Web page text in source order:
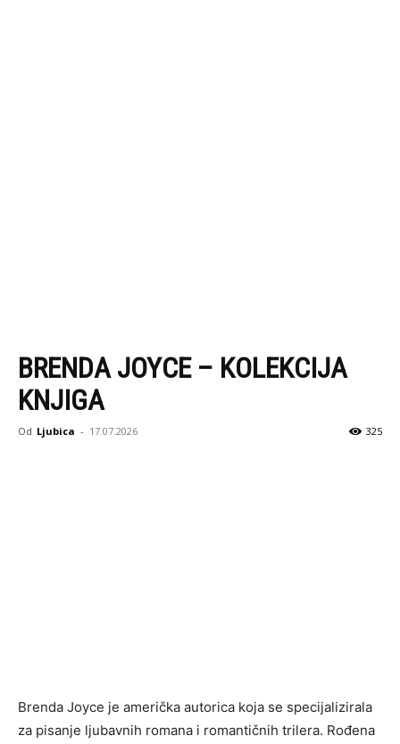
BRENDA JOYCE – KOLEKCIJA
KNJIGA
Od Ljubica - 17.07.2026 325
Brenda Joyce je američka autorica koja se specijalizirala
za pisanje ljubavnih romana i romantičnih trilera. Rođena